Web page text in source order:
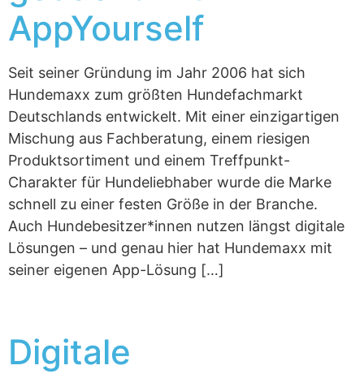
AppYourself
Seit seiner Gründung im Jahr 2006 hat sich
Hundemaxx zum größten Hundefachmarkt
Deutschlands entwickelt. Mit einer einzigartigen
Mischung aus Fachberatung, einem riesigen
Produktsortiment und einem Treffpunkt-
Charakter für Hundeliebhaber wurde die Marke
schnell zu einer festen Größe in der Branche.
Auch Hundebesitzer*innen nutzen längst digitale
Lösungen – und genau hier hat Hundemaxx mit
seiner eigenen App-Lösung […]
Digitale